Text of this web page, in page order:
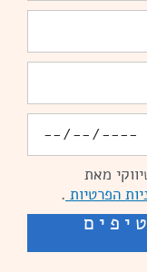
מאת
הפרטיות .